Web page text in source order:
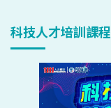
科技人才培訓課程